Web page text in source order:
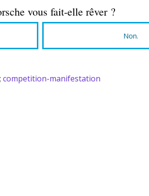
vous fait-elle rêver ?
Non.
;competition-manifestation